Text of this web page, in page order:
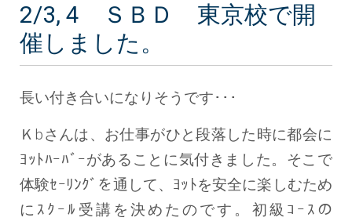
2/3, 4 ＳＢＤ 東京校で開
催しました。
長い付き合いになりそうです･･･
Ｋbさんは、お仕事がひと段落した時に都会に
ﾖｯﾄﾊｰﾊﾞｰがあることに気付きました。そこで
体験ｾｰﾘﾝｸﾞを通して、ﾖｯﾄを安全に楽しむため
にｽｸｰﾙ受講を決めたのです。初級ｺｰｽの